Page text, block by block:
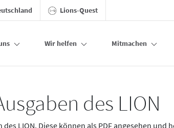
Lions-Quest
Wir helfen Mitmachen
des LION
LION. Diese können als PDF angesehen und